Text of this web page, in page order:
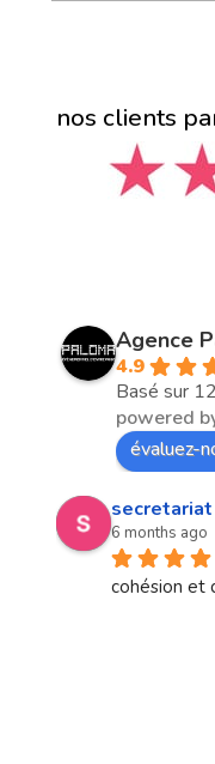
nos clients
Agence
4.9
Basé sur
powered
évaluez-
6 months ago
cohésion et